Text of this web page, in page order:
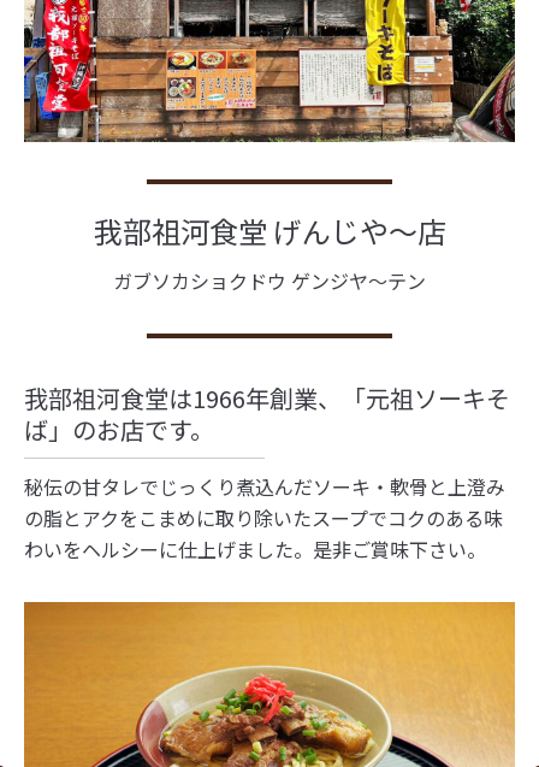
我部祖河食堂 げんじや～店
ガブソカショクドウ ゲンジヤ～テン
我部祖河食堂は1966年創業、「元祖ソーキそ
ば」のお店です。
秘伝の甘タレでじっくり煮込んだソーキ・軟骨と上澄み
の脂とアクをこまめに取り除いたスープでコクのある味
わいをヘルシーに仕上げました。是非ご賞味下さい。